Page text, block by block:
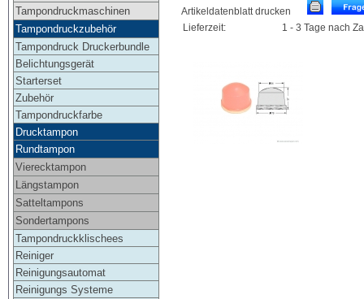
Tampondruckmaschinen
Tampondruckzubehör
Tampondruck Druckerbundle
Belichtungsgerät
Starterset
Zubehör
Tampondruckfarbe
Drucktampon
Rundtampon
Vierecktampon
Längstampon
Satteltampons
Sondertampons
Tampondruckklischees
Reiniger
Reinigungsautomat
Reinigungs Systeme
Artikeldatenblatt drucken
Lieferzeit:
1 - 3 Tage nach